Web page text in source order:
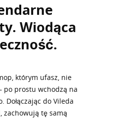
Wiodąca
którym ufasz, nie
prostu wchodzą na
Dołączając do Vileda
zachowują tę samą